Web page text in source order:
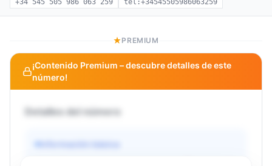
+34 545 505 986 063 259
tel:+34545505986063259
PREMIUM
¡Contenido Premium – descubre detalles de este
número!
Detalles del número
Información básica